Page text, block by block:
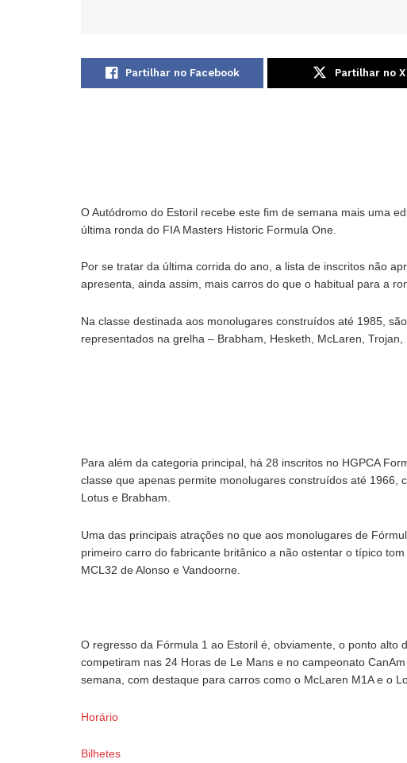
Partilhar no Facebook Partilhar no X
O Autódromo do Estoril recebe este fim de semana mais uma
última ronda do FIA Masters Historic Formula One.
Por se tratar da última corrida do ano, a lista de inscritos não
apresenta, ainda assim, mais carros do que o habitual para a
Na classe destinada aos monolugares construídos até 1985,
representados na grelha – Brabham, Hesketh, McLaren, Trojan,
Para além da categoria principal, há 28 inscritos no HGPCA
classe que apenas permite monolugares construídos até 1966,
Lotus e Brabham.
Uma das principais atrações no que aos monolugares de
primeiro carro do fabricante britânico a não ostentar o típico
MCL32 de Alonso e Vandoorne.
O regresso da Fórmula 1 ao Estoril é, obviamente, o ponto alto
competiram nas 24 Horas de Le Mans e no campeonato
semana, com destaque para carros como o McLaren M1A e o
Horário
Bilhetes